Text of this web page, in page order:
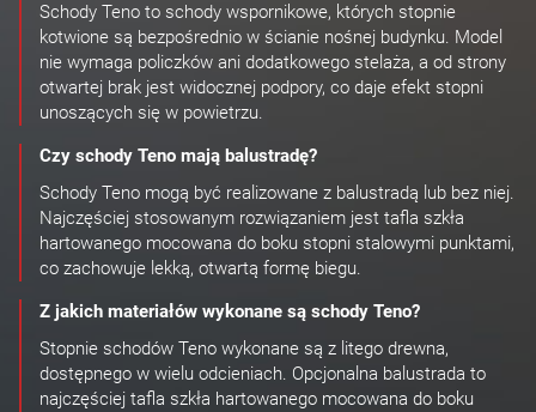
Schody Teno to schody wspornikowe, których stopnie
kotwione są bezpośrednio w ścianie nośnej budynku. Model
nie wymaga policzków ani dodatkowego stelaża, a od strony
otwartej brak jest widocznej podpory, co daje efekt stopni
unoszących się w powietrzu.
Czy schody Teno mają balustradę?
Schody Teno mogą być realizowane z balustradą lub bez niej.
Najczęściej stosowanym rozwiązaniem jest tafla szkła
hartowanego mocowana do boku stopni stalowymi punktami,
co zachowuje lekką, otwartą formę biegu.
Z jakich materiałów wykonane są schody Teno?
Stopnie schodów Teno wykonane są z litego drewna,
dostępnego w wielu odcieniach. Opcjonalna balustrada to
najczęściej tafla szkła hartowanego mocowana do boku